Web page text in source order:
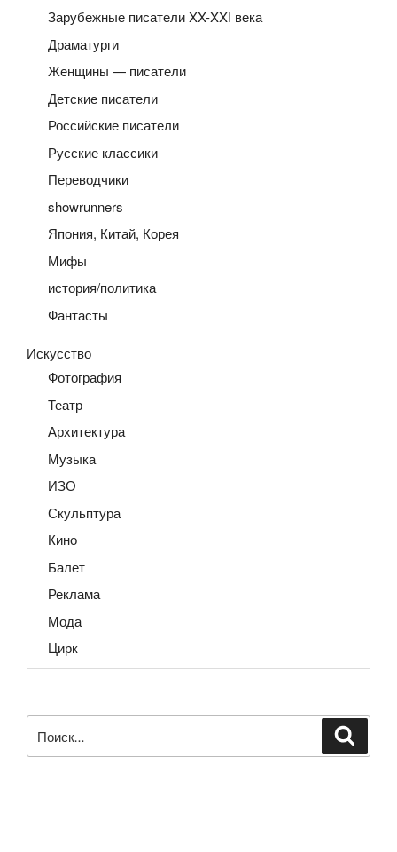
Зарубежные писатели XX-XXI века
Драматурги
Женщины — писатели
Детские писатели
Российские писатели
Русские классики
Переводчики
showrunners
Япония, Китай, Корея
Мифы
история/политика
Фантасты
Искусство
Фотография
Театр
Архитектура
Музыка
ИЗО
Скульптура
Кино
Балет
Реклама
Мода
Цирк